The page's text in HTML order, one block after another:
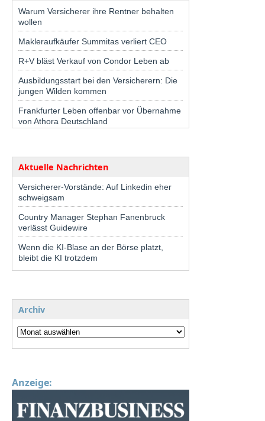
Warum Versicherer ihre Rentner behalten
wollen
Makleraufkäufer Summitas verliert CEO
R+V bläst Verkauf von Condor Leben ab
Ausbildungsstart bei den Versicherern: Die
jungen Wilden kommen
Frankfurter Leben offenbar vor Übernahme
von Athora Deutschland
Aktuelle Nachrichten
Versicherer-Vorstände: Auf Linkedin eher
schweigsam
Country Manager Stephan Fanenbruck
verlässt Guidewire
Wenn die KI-Blase an der Börse platzt,
bleibt die KI trotzdem
Archiv
Anzeige: